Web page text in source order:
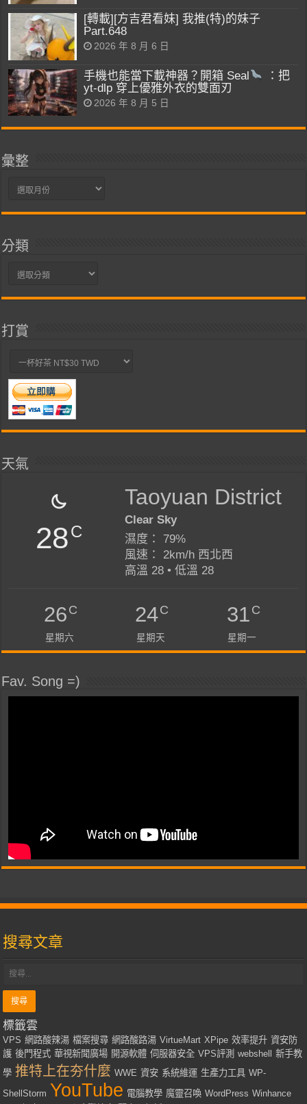
[轉載][方吉君看妹] 我推(特)的妹子
Part.648
2026 年 8 月 6 日
手機也能當下載神器？開箱 Seal
：把
yt-dlp 穿上優雅外衣的雙面刃
2026 年 8 月 5 日
彙整
彙
分類
分
打賞
天氣
28C
Taoyuan District
Clear Sky
濕度： 79%
風速： 2km/h 西北西
高溫 28 • 低溫 28
26C
星期六
24C
星期天
31C
星期一
Fav. Song =)
搜尋文章
標籤雲
VPS 網路酸辣湯 檔案搜尋 網路酸路湯 VirtueMart XPipe 效率提升 資安防
護 後門程式 華視新聞廣場 開源軟體 伺服器安全 VPS評測 webshell
新手教
學 推特上在夯什麼 WWE 資安 系統維運 生產力工具 WP-
ShellStorm YouTube 電腦教學 魔靈召喚 WordPress Winhance